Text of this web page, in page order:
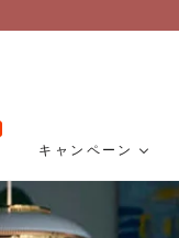
キャンペーン